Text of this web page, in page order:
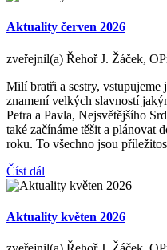
Aktuality červen 2026
zveřejnil(a) Řehoř J. Žáček,
Milí bratři a sestry, vstupujeme
znamení velkých slavností
Petra a Pavla, Nejsvětějšího
také začínáme těšit a plánovat
roku. To všechno jsou
Číst dál
Aktuality květen 2026